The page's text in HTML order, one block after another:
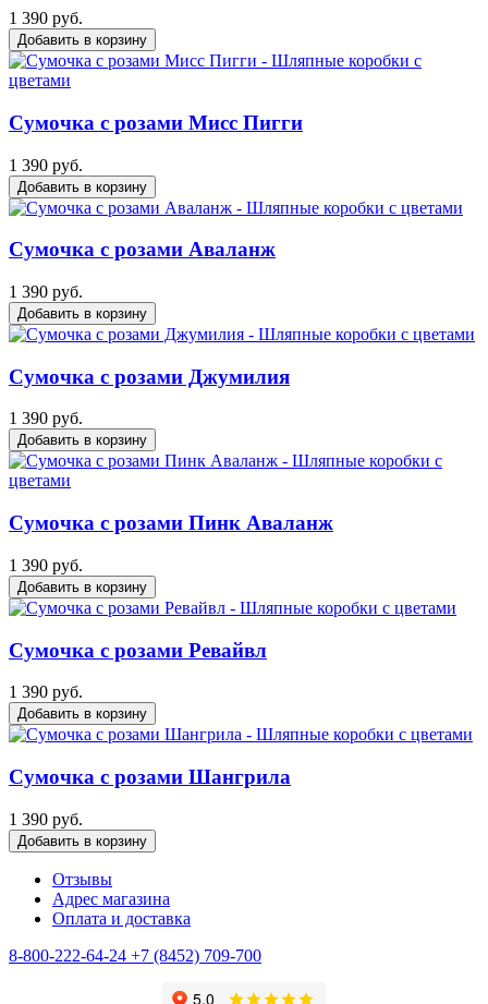
1 390 руб.
Добавить в корзину
Сумочка с розами Мисс Пигги
1 390 руб.
Добавить в корзину
Сумочка с розами Аваланж
1 390 руб.
Добавить в корзину
Сумочка с розами Джумилия
1 390 руб.
Добавить в корзину
Сумочка с розами Пинк Аваланж
1 390 руб.
Добавить в корзину
Сумочка с розами Ревайвл
1 390 руб.
Добавить в корзину
Сумочка с розами Шангрила
1 390 руб.
Добавить в корзину
Отзывы
Адрес магазина
Оплата и доставка
8-800-222-64-24 +7 (8452) 709-700